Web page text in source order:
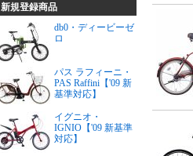
新規登録商品
db0・ディービーゼ
ロ
パス ラフィーニ・
PAS Raffini【'09 新
基準対応】
イグニオ・
IGNIO【'09 新基準
対応】